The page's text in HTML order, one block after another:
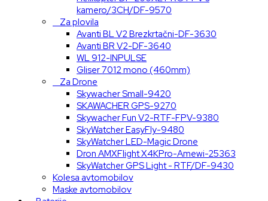
kamero/3CH/DF-9570
Za plovila
Avanti BL V2 Brezkrtačni-DF-3630
Avanti BR V2-DF-3640
WL 912-INPULSE
Gliser 7012 mono (460mm)
Za Drone
Skywacher Small-9420
SKAWACHER GPS-9270
Skywacher Fun V2-RTF-FPV-9380
SkyWatcher EasyFly-9480
SkyWatcher LED-Magic Drone
Dron AMXFlight X4KPro-Amewi-25363
SkyWatcher GPS Light - RTF/DF-9430
Kolesa avtomobilov
Maske avtomobilov